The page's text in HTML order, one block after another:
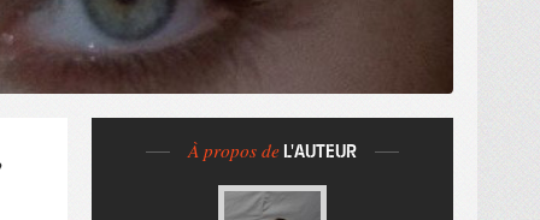
À propos de L'AUTEUR